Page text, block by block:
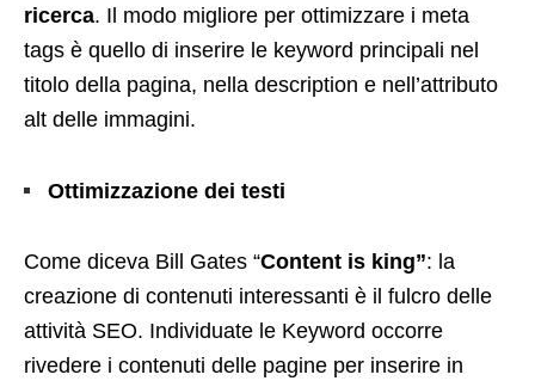
ricerca. Il modo migliore per ottimizzare i meta
tags è quello di inserire le keyword principali nel
titolo della pagina, nella description e nell’attributo
alt delle immagini.
Ottimizzazione dei testi
Come diceva Bill Gates “Content is king”: la
creazione di contenuti interessanti è il fulcro delle
attività SEO. Individuate le Keyword occorre
rivedere i contenuti delle pagine per inserire in